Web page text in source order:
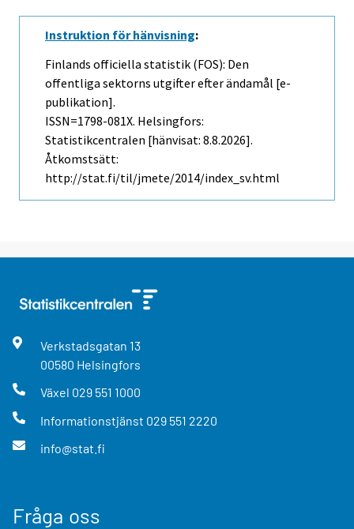
Instruktion för hänvisning:
Finlands officiella statistik (FOS): Den
offentliga sektorns utgifter efter ändamål [e-
publikation].
ISSN=1798-081X. Helsingfors:
Statistikcentralen [hänvisat: 8.8.2026].
Åtkomstsätt:
http://stat.fi/til/jmete/2014/index_sv.html
Verkstadsgatan 13
00580 Helsingfors
Växel 029 551 1000
Informationstjänst 029 551 2220
info@stat.fi
Fråga oss